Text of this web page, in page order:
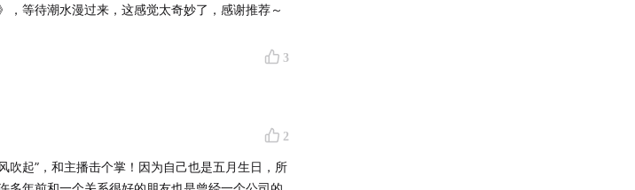
乐的相识
，等待潮水漫过来，这感觉太奇妙了，感谢推荐～
3
2
吹起”，和主播击个掌！因为自己也是五月生日，所